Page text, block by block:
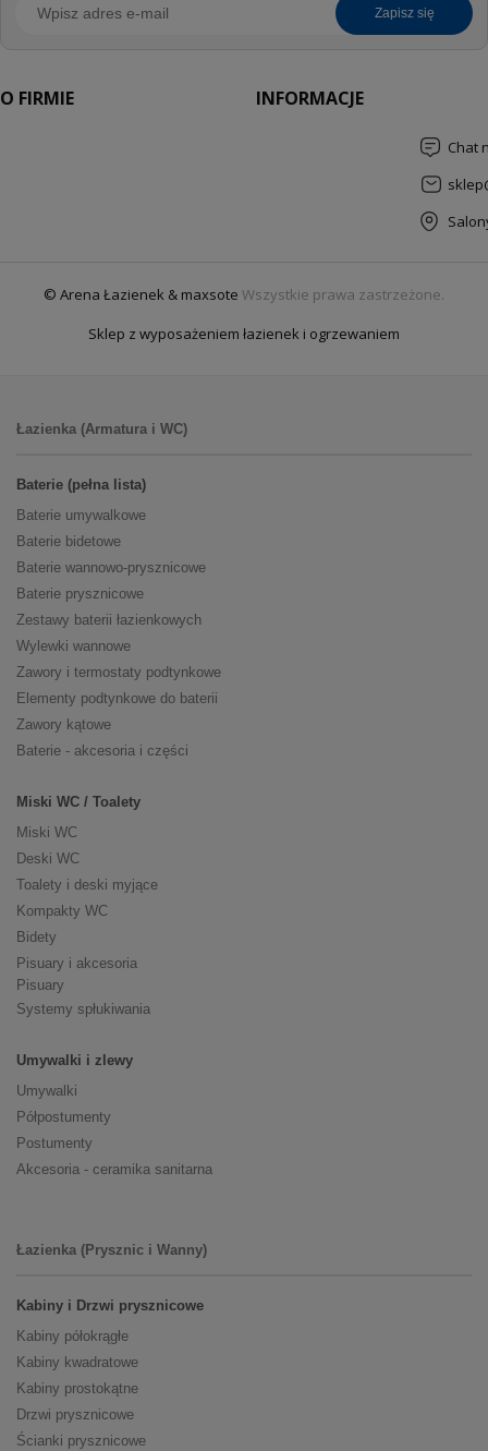
zapisz się
O FIRMIE INFORMACJE
Chat
© Arena Łazienek & maxsote Wszystkie prawa zastrzeżone.
Sklep z wyposażeniem łazienek i ogrzewaniem
Łazienka (Armatura i WC)
Baterie (pełna lista)
Baterie umywalkowe
Baterie bidetowe
Baterie wannowo-prysznicowe
Baterie prysznicowe
Zestawy baterii łazienkowych
Wylewki wannowe
Zawory i termostaty podtynkowe
Elementy podtynkowe do baterii
Zawory kątowe
Baterie - akcesoria i części
Miski WC / Toalety
Miski WC
Deski WC
Toalety i deski myjące
Kompakty WC
Bidety
Pisuary i akcesoria
Pisuary
Systemy spłukiwania
Umywalki i zlewy
Umywalki
Półpostumenty
Postumenty
Akcesoria - ceramika sanitarna
Łazienka (Prysznic i Wanny)
Kabiny i Drzwi prysznicowe
Kabiny półokrągłe
Kabiny kwadratowe
Kabiny prostokątne
Drzwi prysznicowe
Ścianki prysznicowe